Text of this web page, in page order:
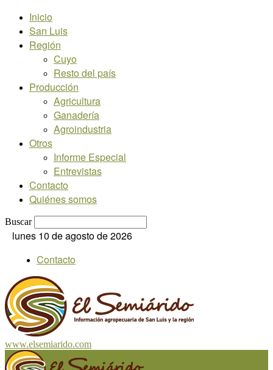
Inicio
San Luis
Región
Cuyo
Resto del país
Producción
Agricultura
Ganadería
Agroindustria
Otros
Informe Especial
Entrevistas
Contacto
Quiénes somos
Buscar
lunes 10 de agosto de 2026
Contacto
www.elsemiarido.com